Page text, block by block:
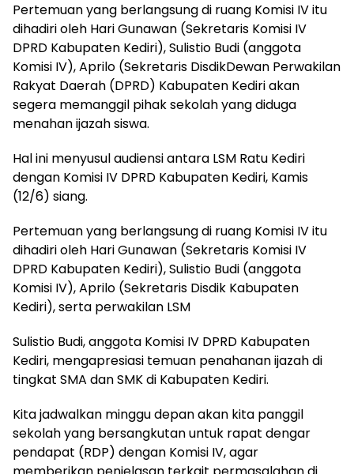
Pertemuan yang berlangsung di ruang Komisi IV itu
dihadiri oleh Hari Gunawan (Sekretaris Komisi IV
DPRD Kabupaten Kediri), Sulistio Budi (anggota
Komisi IV), Aprilo (Sekretaris DisdikDewan Perwakilan
Rakyat Daerah (DPRD) Kabupaten Kediri akan
segera memanggil pihak sekolah yang diduga
menahan ijazah siswa.
Hal ini menyusul audiensi antara LSM Ratu Kediri
dengan Komisi IV DPRD Kabupaten Kediri, Kamis
(12/6) siang.
Pertemuan yang berlangsung di ruang Komisi IV itu
dihadiri oleh Hari Gunawan (Sekretaris Komisi IV
DPRD Kabupaten Kediri), Sulistio Budi (anggota
Komisi IV), Aprilo (Sekretaris Disdik Kabupaten
Kediri), serta perwakilan LSM
Sulistio Budi, anggota Komisi IV DPRD Kabupaten
Kediri, mengapresiasi temuan penahanan ijazah di
tingkat SMA dan SMK di Kabupaten Kediri.
Kita jadwalkan minggu depan akan kita panggil
sekolah yang bersangkutan untuk rapat dengar
pendapat (RDP) dengan Komisi IV, agar